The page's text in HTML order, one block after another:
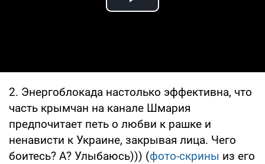
Play Video
2. Энергоблокада настолько эффективна, что
часть крымчан на канале Шмария
предпочитает петь о любви к рашке и
ненависти к Украине, закрывая лица. Чего
боитесь? А? Улыбаюсь))) (фото-скрины из его